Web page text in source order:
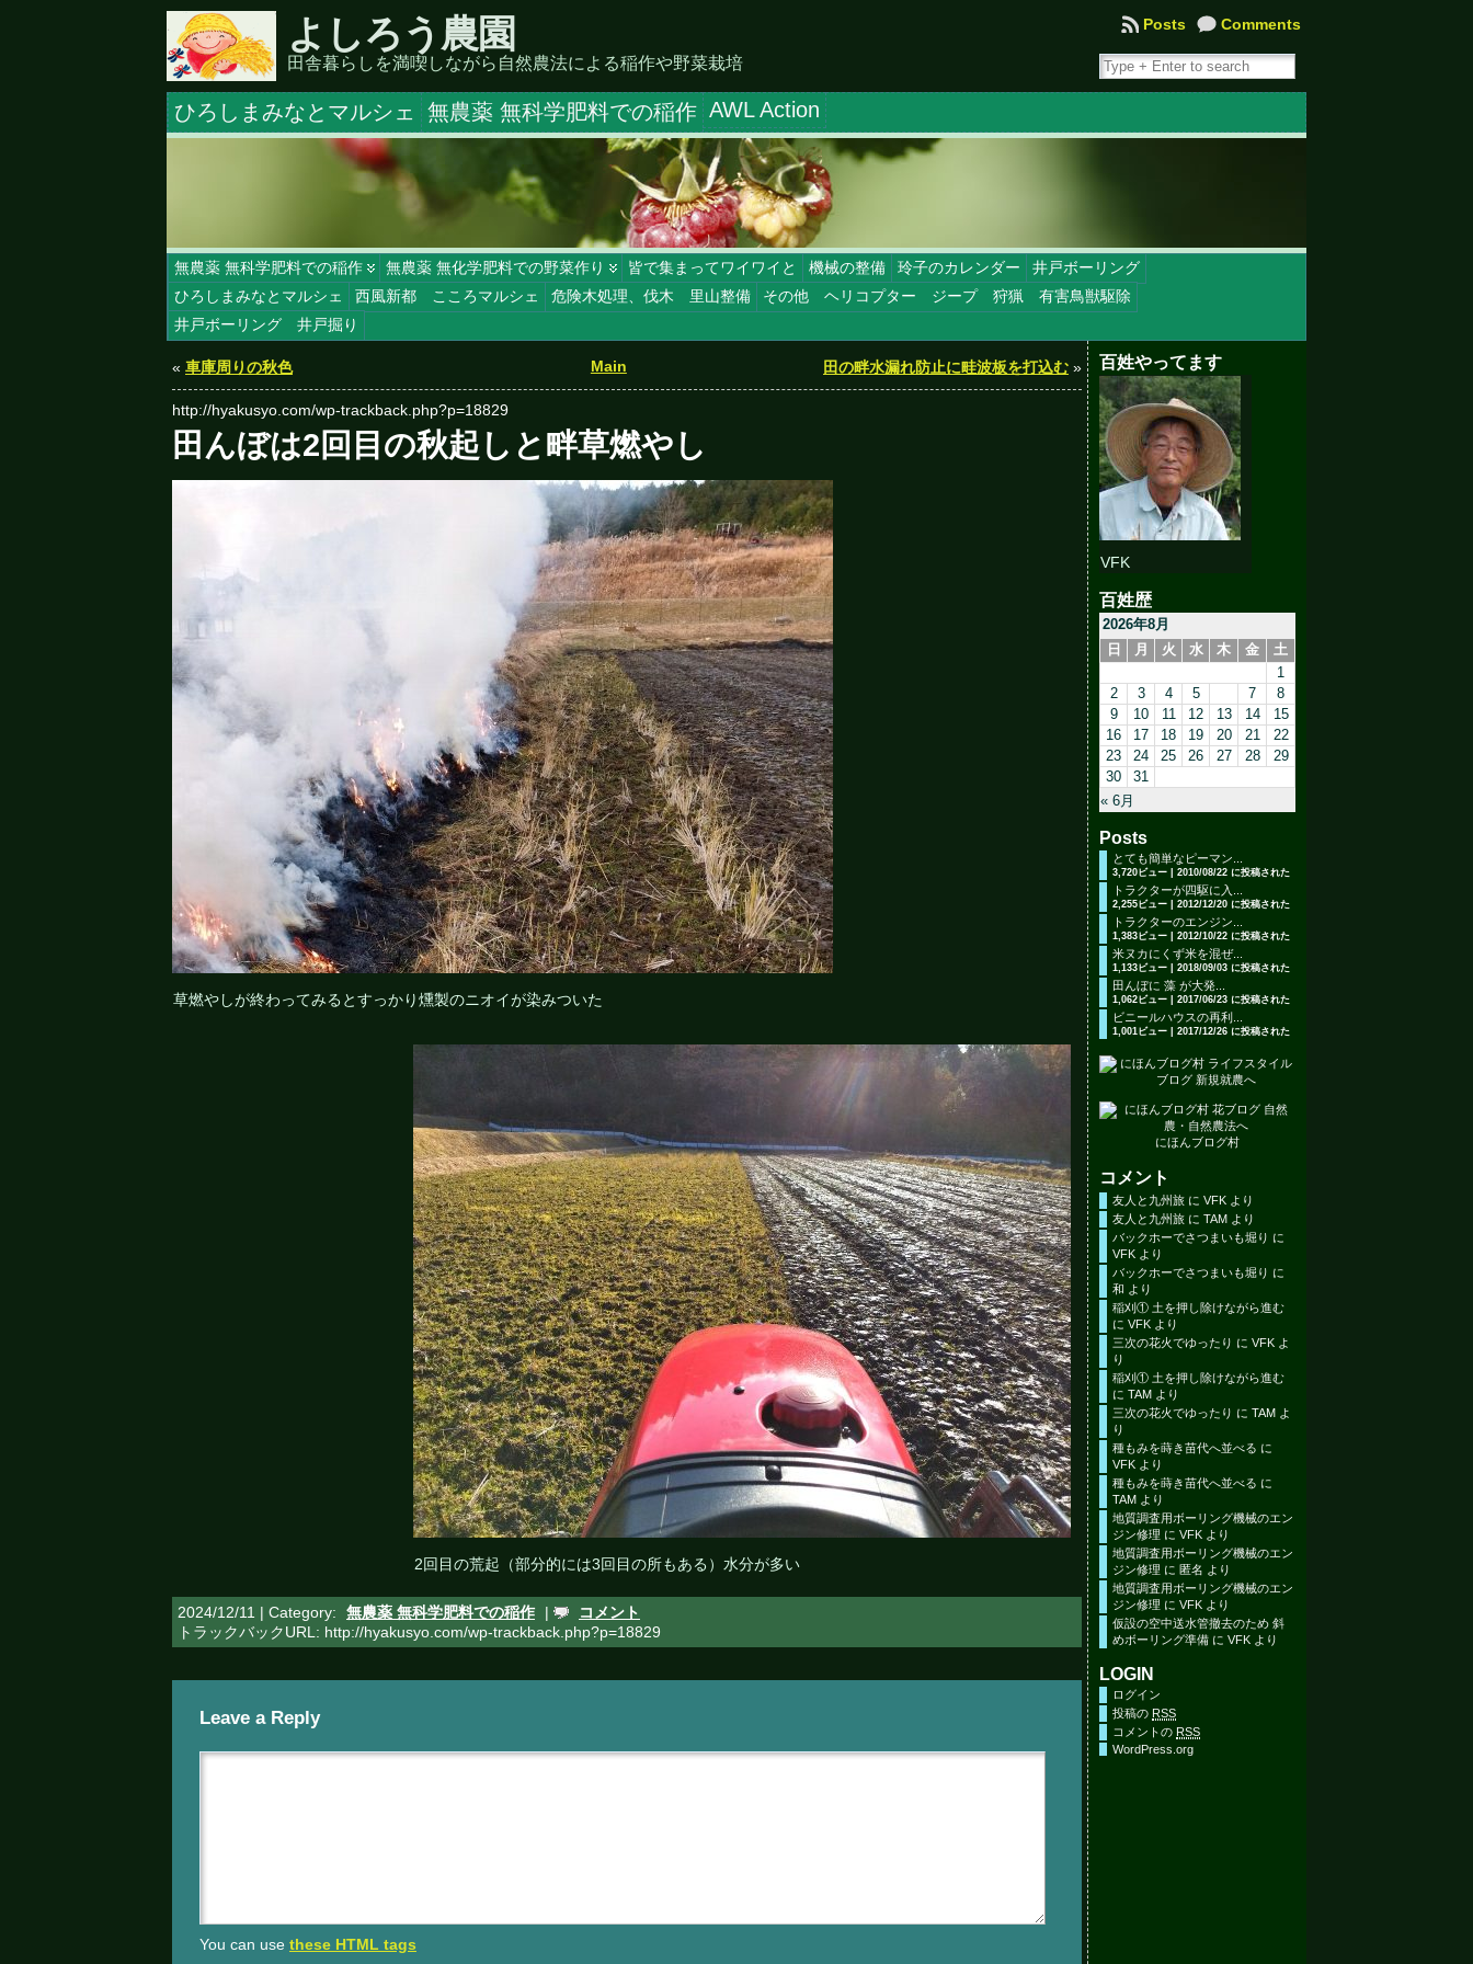
よしろう農園
田舎暮らしを満喫しながら自然農法による稲作や野菜栽培
Comments
Posts
ひろしまみなとマルシェ 無農薬 無科学肥料での稲作 AWL Action
無農薬 無科学肥料での稲作 無農薬 無化学肥料での野菜作り 皆で集まってワイワイと 機械の整備 玲子のカレンダー
井戸ボーリング
ひろしまみなとマルシェ
西風新都 こころマルシェ 危険木処理、伐木 里山整備
その他 ヘリコプター ジープ 狩猟 有害鳥獣駆除
井戸ボーリング 井戸掘り
« 車庫周りの秋色 Main 田の畔水漏れ防止に畦波板を打込む »
http://hyakusyo.com/wp-trackback.php?p=18829
田んぼは2回目の秋起しと畔草燃やし
草燃やしが終わってみるとすっかり燻製のニオイが染みついた
2回目の荒起（部分的には3回目の所もある）水分が多い
2024/12/11 | Category: 無農薬 無科学肥料での稲作 |
コメント
トラックバックURL: http://hyakusyo.com/wp-trackback.php?p=18829
Leave a Reply
You can use these HTML tags
百姓やってます
VFK
百姓歴
2026年8月
日
月 火 水 木 金 土
« 6月
1
2
3 4 5 7
8
9
10 11 12 13 14
15
16
17 18 19 20 21
22
23
24 25 26 27 28
29
30
31
Posts
とても簡単なピーマン...
3,720ビュー 2010/08/22 に投稿された
トラクターが四駆に入...
2,255ビュー 2012/12/20 に投稿された
トラクターのエンジン...
1,383ビュー 2012/10/22 に投稿された
米ヌカにくず米を混ぜ...
1,133ビュー 2018/09/03 に投稿された
田んぼに 藻 が大発...
1,062ビュー 2017/06/23 に投稿された
ビニールハウスの再利...
1,001ビュー 2017/12/26 に投稿された
にほんブログ村
コメント
友人と九州旅 に VFK より
友人と九州旅 に TAM より
バックホーでさつまいも堀り に
VFK より
バックホーでさつまいも堀り に
和 より
稲刈① 土を押し除けながら進む
に VFK より
三次の花火でゆったり に VFK よ
り
稲刈① 土を押し除けながら進む
に TAM より
三次の花火でゆったり に TAM よ
り
種もみを蒔き苗代へ並べる に
VFK より
種もみを蒔き苗代へ並べる に
TAM より
地質調査用ボーリング機械のエン
ジン修理 に VFK より
地質調査用ボーリング機械のエン
ジン修理 に 匿名 より
地質調査用ボーリング機械のエン
ジン修理 に VFK より
仮設の空中送水管撤去のため 斜
めボーリング準備 に VFK より
LOGIN
ログイン
投稿の RSS
コメントの RSS
WordPress.org